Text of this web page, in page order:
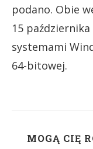
podano. Obie
15
systemami
64-bitowej.
MOGĄ CIĘ